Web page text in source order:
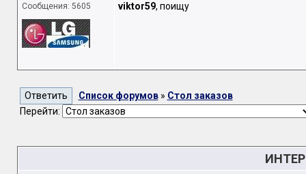
Сообщения: 5605
viktor59, поищу
Список форумов» Стол заказов
Перейти: